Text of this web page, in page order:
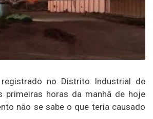
no Distrito Industrial de
primeiras horas da manhã de hoje
não se sabe o que teria causado